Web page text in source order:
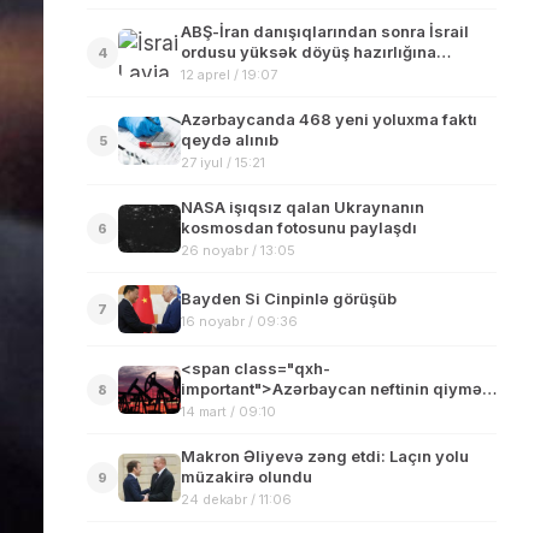
4
ABŞ-İran danışıqlarından sonra İsrail
ordusu yüksək döyüş hazırlığına
başlayıb
12 aprel / 19:07
5
Azərbaycanda 468 yeni yoluxma faktı
qeydə alınıb
27 iyul / 15:21
6
NASA işıqsız qalan Ukraynanın
kosmosdan fotosunu paylaşdı
26 noyabr / 13:05
7
Bayden Si Cinpinlə görüşüb
16 noyabr / 09:36
8
<span class="qxh-
important">Azərbaycan neftinin qiyməti
109 dolları keçdi</span>
14 mart / 09:10
9
Makron Əliyevə zəng etdi: Laçın yolu
müzakirə olundu
24 dekabr / 11:06